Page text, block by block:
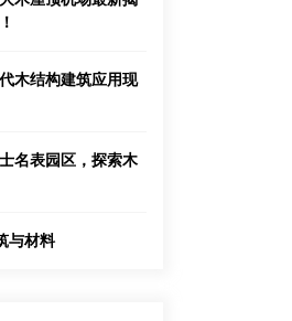
木结构建筑应用现
名表园区，探索木
与材料